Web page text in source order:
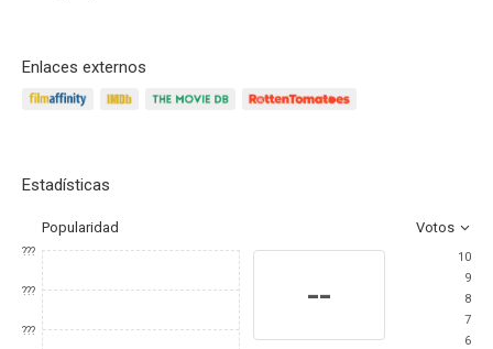
Enlaces externos
Estadísticas
Popularidad Votos
???
???
???
--
10
9
8
7
6